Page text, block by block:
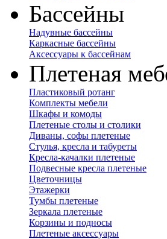
Бассейны
Надувные бассейны
Каркасные бассейны
Аксессуары к бассейнам
Плетеная
Пластиковый ротанг
Комплекты мебели
Шкафы и комоды
Плетеные столы и столики
Диваны, софы плетеные
Стулья, кресла и табуреты
Кресла-качалки плетеные
Подвесные кресла плетеные
Цветочницы
Этажерки
Тумбы плетеные
Зеркала плетеные
Корзины и подносы
Плетеные аксессуары